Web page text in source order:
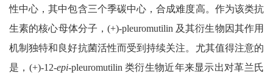
性中心，其中包含三个季碳中心，合成难度高。作为该类抗
生素的核心母体分子，(+)-pleuromutilin 及其衍生物因其作用
机制独特和良好抗菌活性而受到持续关注。尤其值得注意的
是， (+)-12-epi-pleuromutilin 类衍生物近年来显示出对革兰氏